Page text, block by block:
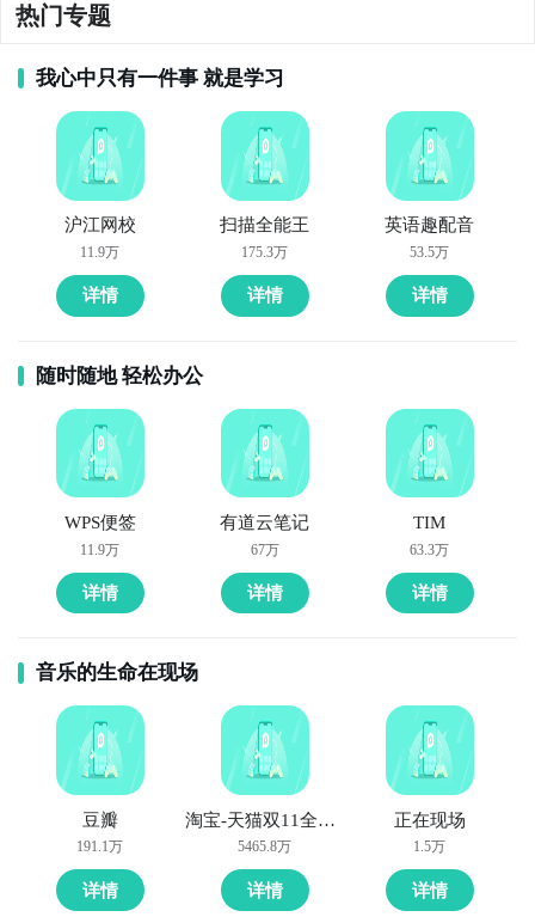
热门专题
我心中只有一件事 就是学习
沪江网校
11.9万
详情
扫描全能王
175.3万
详情
英语趣配音
53.5万
详情
随时随地 轻松办公
WPS便签
11.9万
详情
有道云笔记
67万
详情
TIM
63.3万
详情
音乐的生命在现场
豆瓣
191.1万
详情
淘宝-天猫双11全球狂欢季
5465.8万
详情
正在现场
1.5万
详情